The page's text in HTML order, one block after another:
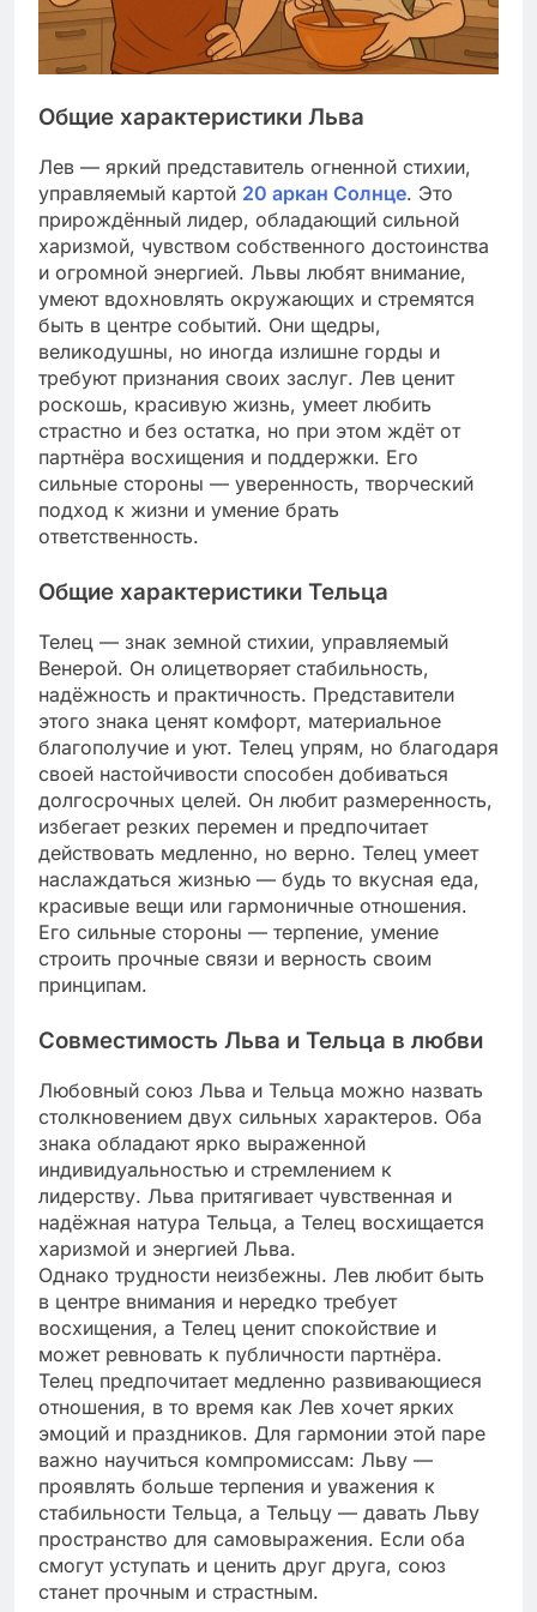
Общие характеристики Льва
Лев — яркий представитель огненной стихии,
управляемый картой 20 аркан Солнце. Это
прирождённый лидер, обладающий сильной
харизмой, чувством собственного достоинства
и огромной энергией. Львы любят внимание,
умеют вдохновлять окружающих и стремятся
быть в центре событий. Они щедры,
великодушны, но иногда излишне горды и
требуют признания своих заслуг. Лев ценит
роскошь, красивую жизнь, умеет любить
страстно и без остатка, но при этом ждёт от
партнёра восхищения и поддержки. Его
сильные стороны — уверенность, творческий
подход к жизни и умение брать
ответственность.
Общие характеристики Тельца
Телец — знак земной стихии, управляемый
Венерой. Он олицетворяет стабильность,
надёжность и практичность. Представители
этого знака ценят комфорт, материальное
благополучие и уют. Телец упрям, но благодаря
своей настойчивости способен добиваться
долгосрочных целей. Он любит размеренность,
избегает резких перемен и предпочитает
действовать медленно, но верно. Телец умеет
наслаждаться жизнью — будь то вкусная еда,
красивые вещи или гармоничные отношения.
Его сильные стороны — терпение, умение
строить прочные связи и верность своим
принципам.
Совместимость Льва и Тельца в любви
Любовный союз Льва и Тельца можно назвать
столкновением двух сильных характеров. Оба
знака обладают ярко выраженной
индивидуальностью и стремлением к
лидерству. Льва притягивает чувственная и
надёжная натура Тельца, а Телец восхищается
харизмой и энергией Льва.
Однако трудности неизбежны. Лев любит быть
в центре внимания и нередко требует
восхищения, а Телец ценит спокойствие и
может ревновать к публичности партнёра.
Телец предпочитает медленно развивающиеся
отношения, в то время как Лев хочет ярких
эмоций и праздников. Для гармонии этой паре
важно научиться компромиссам: Льву —
проявлять больше терпения и уважения к
стабильности Тельца, а Тельцу — давать Льву
пространство для самовыражения. Если оба
смогут уступать и ценить друг друга, союз
станет прочным и страстным.